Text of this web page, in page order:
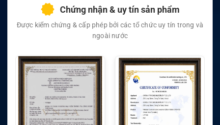
Chứng nhận & uy tín sản phẩm
Được kiểm chứng & cấp phép bởi các tổ chức uy tín trong và
ngoài nước